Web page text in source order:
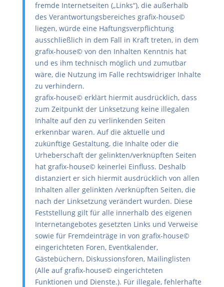
fremde Internetseiten („Links“), die außerhalb
des Verantwortungsbereiches grafix-house©
liegen, würde eine Haftungsverpflichtung
ausschließlich in dem Fall in Kraft treten, in dem
grafix-house© von den Inhalten Kenntnis hat
und es ihm technisch möglich und zumutbar
wäre, die Nutzung im Falle rechtswidriger Inhalte
zu verhindern.
grafix-house© erklärt hiermit ausdrücklich, dass
zum Zeitpunkt der Linksetzung keine illegalen
Inhalte auf den zu verlinkenden Seiten
erkennbar waren. Auf die aktuelle und
zukünftige Gestaltung, die Inhalte oder die
Urheberschaft der gelinkten/verknüpften Seiten
hat grafix-house© keinerlei Einfluss. Deshalb
distanziert er sich hiermit ausdrücklich von allen
Inhalten aller gelinkten /verknüpften Seiten, die
nach der Linksetzung verändert wurden. Diese
Feststellung gilt für alle innerhalb des eigenen
Internetangebotes gesetzten Links und Verweise
sowie für Fremdeinträge in von grafix-house©
eingerichteten Foren, Eventkalender,
Gästebüchern, Diskussionsforen, Mailinglisten
(Alle auf grafix-house© eingerichteten
Funktionen und Dienste.). Für illegale, fehlerhafte